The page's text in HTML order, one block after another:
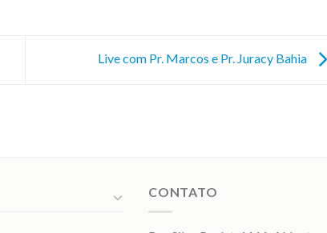
Live com Pr. Marcos e Pr. Juracy Bahia
CONTATO